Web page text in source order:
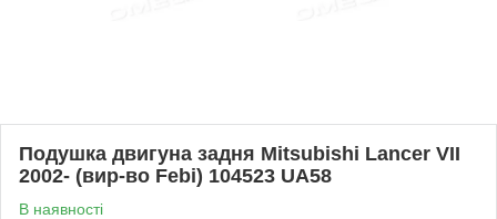
Подушка двигуна задня Mitsubishi Lancer VII
2002- (вир-во Febi) 104523 UA58
В наявності